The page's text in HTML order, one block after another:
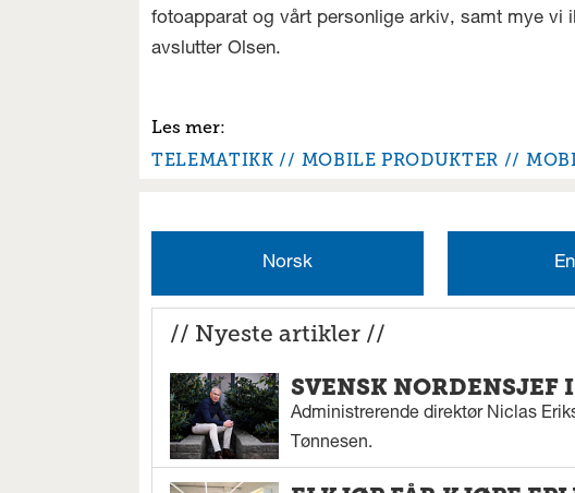
fotoapparat og vårt personlige arkiv, samt mye vi
avslutter Olsen.
TELEMATIKK MOBILE PRODUKTER
Norsk
// Nyeste artikler //
SVENSK NORDENSJEF
Administrerende direktør Niclas
Tønnesen.